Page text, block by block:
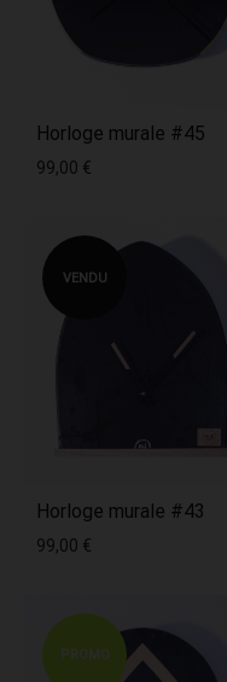
Horloge murale #45
99,00 €
VENDU
Horloge murale #43
99,00 €
PROMO